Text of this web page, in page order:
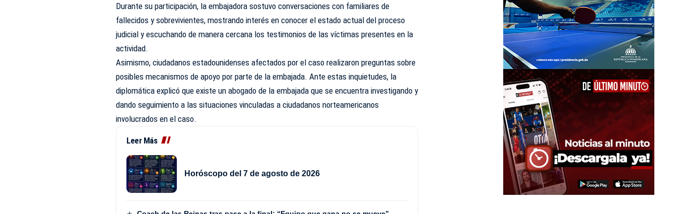
Durante su participación, la embajadora sostuvo conversaciones con familiares de
fallecidos y sobrevivientes, mostrando interés en conocer el estado actual del proceso
judicial y escuchando de manera cercana los testimonios de las víctimas presentes en la
actividad.
Asimismo, ciudadanos estadounidenses afectados por el caso realizaron preguntas sobre
posibles mecanismos de apoyo por parte de la embajada. Ante estas inquietudes, la
diplomática explicó que existe un abogado de la embajada que se encuentra investigando y
dando seguimiento a las situaciones vinculadas a ciudadanos norteamericanos
involucrados en el caso.
Leer Más
Horóscopo del 7 de agosto de 2026